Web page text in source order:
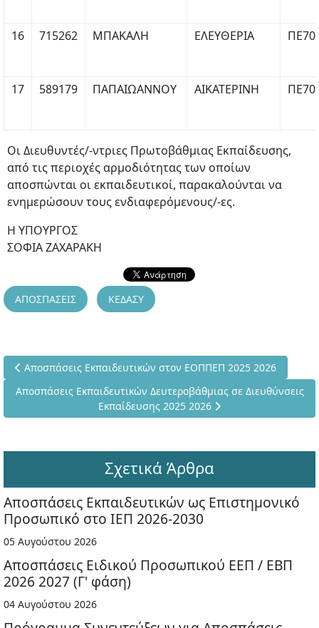
16 715262 ΜΠΑΚΑΛΗ ΕΛΕΥΘΕΡΙΑ ΠΕ70
17 589179 ΠΑΠΑΙΩΑΝΝΟΥ ΑΙΚΑΤΕΡΙΝΗ ΠΕ70
Οι Διευθυντές/-ντριες Πρωτοβάθμιας Εκπαίδευσης,
από τις περιοχές αρμοδιότητας των οποίων
αποσπώνται οι εκπαιδευτικοί, παρακαλούνται να
ενημερώσουν τους ενδιαφερόμενους/-ες.
Η ΥΠΟΥΡΓΟΣ
ΣΟΦΙΑ ΖΑΧΑΡΑΚΗ
ΑΠΟΣΠΑΣΕΙΣ ΚΕΔΑΣΥ
Προηγούμενο άρθρο: Αποσπάσεις Εκπαιδευτικών στον
Αποσπάσεις Εκπαιδευτικών στον ΕΟΠΠΕΠ 2025 2026
Επόμενο άρθρο: Αποσπάσεις Εκπαιδευτικών Δευτεροβάθμιας
Αποσπάσεις Εκπαιδευτικών Δευτεροβάθμιας σε Διευθύνσεις
Εκπαίδευσης 2025 2026
Σχετικά Άρθρα
Αποσπάσεις Εκπαιδευτικών ως Επιστημονικό
Προσωπικό στο ΙΕΠ 2026-2030
05 Αυγούστου 2026
Αποσπάσεις Ειδικού Προσωπικού ΕΕΠ / ΕΒΠ
2026 2027 (Γ' φάση)
04 Αυγούστου 2026